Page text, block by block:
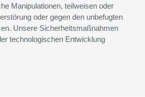
Manipulationen, teilweisen oder
oder gegen den unbefugten
Unsere Sicherheitsmaßnahmen
technologischen Entwicklung